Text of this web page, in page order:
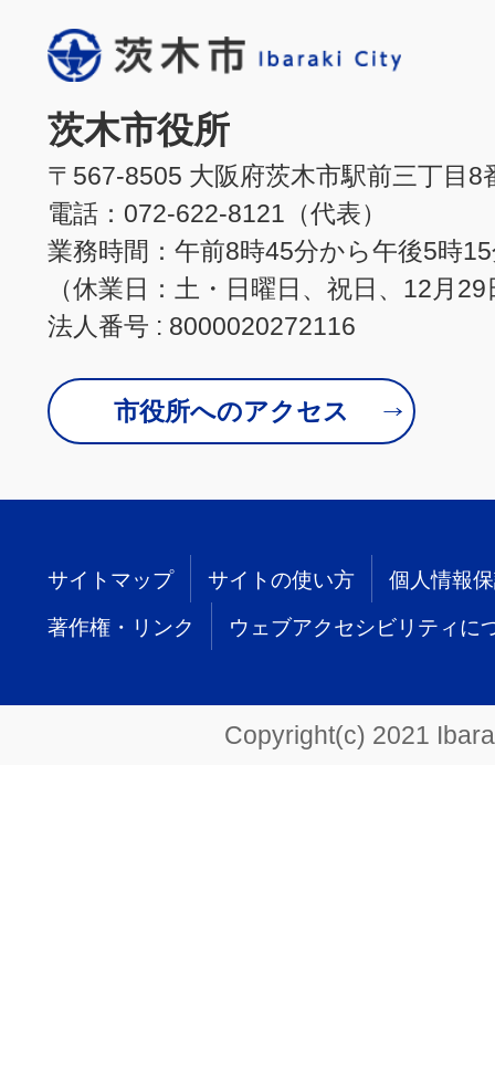
茨木市役所
〒567-8505 大阪府茨木市駅前三丁目8
電話：072-622-8121（代表）
業務時間：午前8時45分から午後5時
（休業日：土・日曜日、祝日、12月
法人番号 : 8000020272116
市役所へのアクセス
サイトマップ サイトの使い方 個人情報
著作権・リンク ウェブアクセシビリティに
Copyright(c) 2021